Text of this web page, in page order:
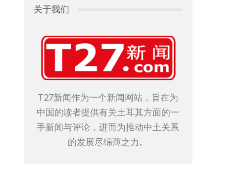
关于我们
T27新闻作为一个新闻网站，旨在为
中国的读者提供有关土耳其方面的一
手新闻与评论，进而为推动中土关系
的发展尽绵薄之力。